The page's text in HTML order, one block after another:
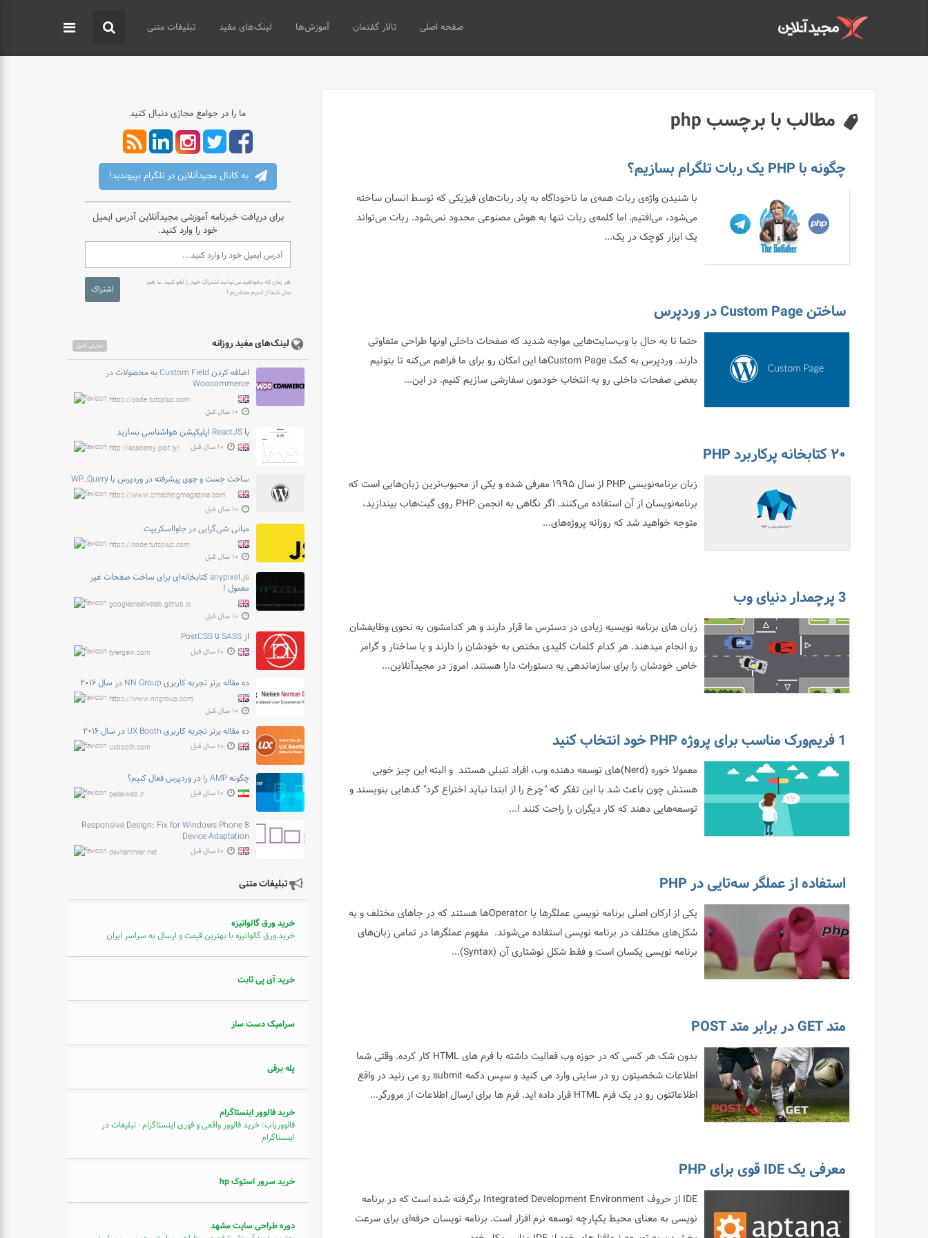
صفحه اصلی تالار گفتمان آموزش‌ها لینک‌های مفید تبلیغات متنی
مطالب با برچسب php
چگونه با PHP یک ربات تلگرام بسازیم؟
با شنیدن واژه‌ی ربات همه‌ی ما ناخوداگاه به یاد ربات‌های فیزیکی که توسط انسان ساخته
می‌شود، می‌افتیم. اما کلمه‌ی ربات تنها به هوش مصنوعی محدود نمی‌شود. ربات می‌تواند
یک ابزار کوچک در یک...
ساختن Custom Page در وردپرس
حتما تا به حال با وب‌سایت‌هایی مواجه شدید که صفحات داخلی اونها طراحی متفاوتی
دارند. وردپرس به کمک Custom Pageها این امکان رو برای ما فراهم می‌کنه تا بتونیم
بعضی صفحات داخلی رو به انتخاب خودمون سفارشی سازیم کنیم. در این...
۲۰ کتابخانه پرکاربرد PHP
زبان برنامه‌نویسی PHP از سال ۱۹۹۵ معرفی شده و یکی از محبوب‌ترین زبان‌هایی است که
برنامه‌نویسان از آن استفاده می‌کنند. اگر نگاهی به انجمن PHP روی گیت‌هاب بیندازید،
متوجه خواهید شد که روزانه پروژه‌های...
3 پرچمدار دنیای وب
زبان های برنامه نویسیه زیادی در دسترس ما قرار دارند و هر کدامشون به نحوی وظایفشان
رو انجام میدهند. هر کدام کلمات کلیدی مختص به خودشان را دارند و یا ساختار و گرامر
خاص خودشان را برای سازماندهی به دستورات دارا هستند. امروز در مجیدآنلاین...
1 فریم‌ورک مناسب برای پروژه PHP خود انتخاب کنید
معمولا خوره‌ (Nerd)های توسعه دهنده وب، افراد تنبلی هستند و البته این چیز خوبی
هستش چون باعث شد با این تفکر که "چرخ را از ابتدا نباید اختراع کرد" کدهایی بنویسند و
توسعه‌هایی دهند که کار دیگران را راحت کنند !...
استفاده از عملگر سه‌تایی در PHP
یکی از ارکان اصلی برنامه نویسی عملگرها یا Operatorها هستند که در جاهای مختلف و به
شکل‌های مختلف در برنامه نویسی استفاده می‌شوند. مفهوم عملگرها در تمامی زبان‌های
برنامه نویسی یکسان است و فقط شکل نوشتاری آن (Syntax)...
متد GET در برابر متد POST
بدون شک هر کسی که در حوزه وب فعالیت داشته با فرم های HTML کار کرده. وقتی شما
اطلاعات شخصیتون رو در سایتی وارد می کنید و سپس دکمه submit رو می زنید در واقع
اطلاعاتتون رو در یک فرم HTML قرار داده اید. فرم ها برای ارسال اطلاعات از مرورگر...
معرفی یک IDE قوی برای PHP
IDE از حروف Integrated Development Environment برگرفته شده است که در برنامه
نویسی به معنای محیط یکپارچه توسعه نرم افزار است. برنامه نویسان حرفه‌ای برای سرعت
ما را در جوامع مجازی دنبال کنید
به کانال مجیدآنلاین در تلگرام بپیوندید!
برای دریافت خبرنامه آموزشی مجیدآنلاین آدرس ایمیل
خود را وارد کنید.
هر زمان که بخواهید می‌توانید اشتراک خود را لغو کنید. ما هم
مثل شما از اسپم متنفریم !
اشتراک
لینک‌های مفید روزانه نمایش کامل
اضافه کردن Custom Field به محصولات در
Woocommerce
https://code.tutsplus.com
۱۰ سال قبل
با ReactJS اپلیکیشن هواشناسی بسازید
http://academy.plot.ly/ ۱۰ سال قبل
ساخت جست و جوی پیشرفته در وردپرس با WP_Query
https://www.smashingmagazine.com
۱۰ سال قبل
مبانی شی‌گرایی در جاوااسکریپت
https://code.tutsplus.com
۱۰ سال قبل
anypixel.js کتابخانه‌ای برای ساخت صفحات غیر
معمول !
googlecreativelab.github.io
۱۰ سال قبل
از SASS تا PostCSS
tylergaw.com ۱۰ سال قبل
ده مقاله برتر تجربه کاربری NN Group در سال ۲۰۱۶
https://www.nngroup.com
۱۰ سال قبل
ده مقاله برتر تجربه کاربری UX Booth در سال ۲۰۱۶
uxbooth.com ۱۰ سال قبل
چگونه AMP را در وردپرس فعال کنیم؟
pelakweb.ir ۱۰ سال قبل
Responsive Design: Fix for Windows Phone 8
Device Adaptation
devhammer.net ۱۰ سال قبل
تبلیغات متنی
خرید ورق گالوانیزه
خرید ورق گالوانیزه با بهترین قیمت و ارسال به سراسر ایران
خرید آی پی ثابت
سرامیک دست ساز
پله برقی
خرید فالوور اینستاگرام
فالووریاب: خرید فالوور واقعی و فوری اینستاگرام - تبلیغات در
اینستاگرام
خرید سرور استوک hp
دوره طراحی سایت مشهد